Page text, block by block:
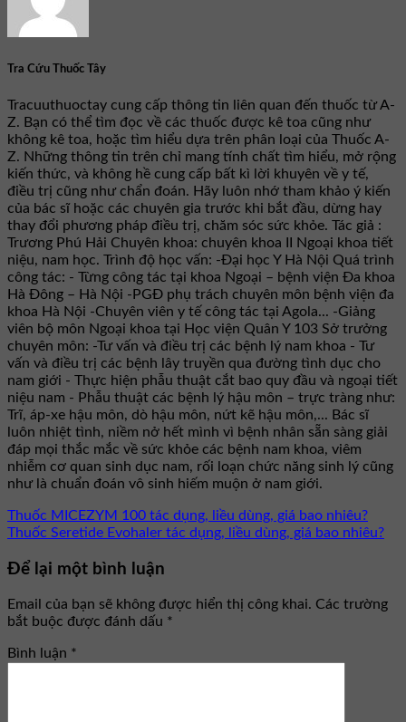
Tra Cứu Thuốc Tây
Tracuuthuoctay cung cấp thông tin liên quan đến thuốc từ A-
Z. Bạn có thể tìm đọc về các thuốc được kê toa cũng như
không kê toa, hoặc tìm hiểu dựa trên phân loại của Thuốc A-
Z. Những thông tin trên chỉ mang tính chất tìm hiểu, mở rộng
kiến thức, và không hề cung cấp bất kì lời khuyên về y tế,
điều trị cũng như chẩn đoán. Hãy luôn nhớ tham khảo ý kiến
của bác sĩ hoặc các chuyên gia trước khi bắt đầu, dừng hay
thay đổi phương pháp điều trị, chăm sóc sức khỏe. Tác giả :
Trương Phú Hải Chuyên khoa: chuyên khoa II Ngoại khoa tiết
niệu, nam học. Trình độ học vấn: -Đại học Y Hà Nội Quá trình
công tác: - Từng công tác tại khoa Ngoại – bệnh viện Đa khoa
Hà Đông – Hà Nội -PGĐ phụ trách chuyên môn bệnh viện đa
khoa Hà Nội -Chuyên viên y tế công tác tại Agola... -Giảng
viên bộ môn Ngoại khoa tại Học viện Quân Y 103 Sở trưởng
chuyên môn: -Tư vấn và điều trị các bệnh lý nam khoa - Tư
vấn và điều trị các bệnh lây truyền qua đường tình dục cho
nam giới - Thực hiện phẫu thuật cắt bao quy đầu và ngoại tiết
niệu nam - Phẫu thuật các bệnh lý hậu môn – trực tràng như:
Trĩ, áp-xe hậu môn, dò hậu môn, nứt kẽ hậu môn,... Bác sĩ
luôn nhiệt tình, niềm nở hết mình vì bệnh nhân sẵn sàng giải
đáp mọi thắc mắc về sức khỏe các bệnh nam khoa, viêm
nhiễm cơ quan sinh dục nam, rối loạn chức năng sinh lý cũng
như là chuẩn đoán vô sinh hiếm muộn ở nam giới.
Thuốc MICEZYM 100 tác dụng, liều dùng, giá bao nhiêu?
Thuốc Seretide Evohaler tác dụng, liều dùng, giá bao nhiêu?
Để lại một bình luận
Email của bạn sẽ không được hiển thị công khai. Các trường
bắt buộc được đánh dấu *
Bình luận *